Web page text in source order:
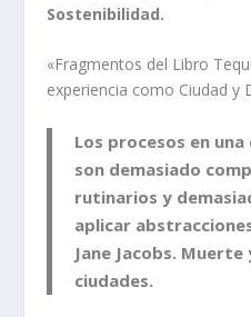
Sostenibilidad.
«Fragmentos del Libro
experiencia como Ciudad y
Los procesos en
son demasiado
rutinarios y
aplicar
Jane Jacobs.
ciudades.